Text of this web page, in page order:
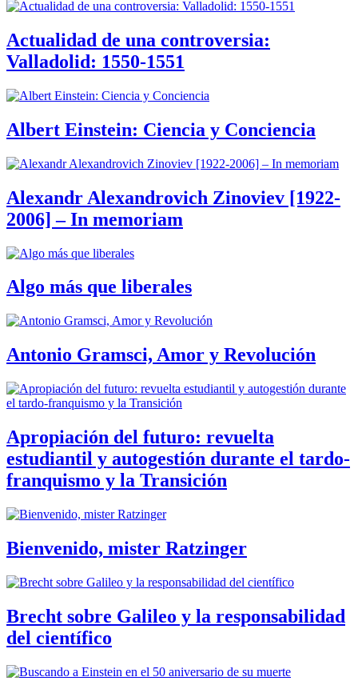
Actualidad de una controversia:
Valladolid: 1550-1551
Albert Einstein: Ciencia y Conciencia
Alexandr Alexandrovich Zinoviev [1922-
2006] – In memoriam
Algo más que liberales
Antonio Gramsci, Amor y Revolución
Apropiación del futuro: revuelta
estudiantil y autogestión durante el tardo-
franquismo y la Transición
Bienvenido, mister Ratzinger
Brecht sobre Galileo y la responsabilidad
del científico